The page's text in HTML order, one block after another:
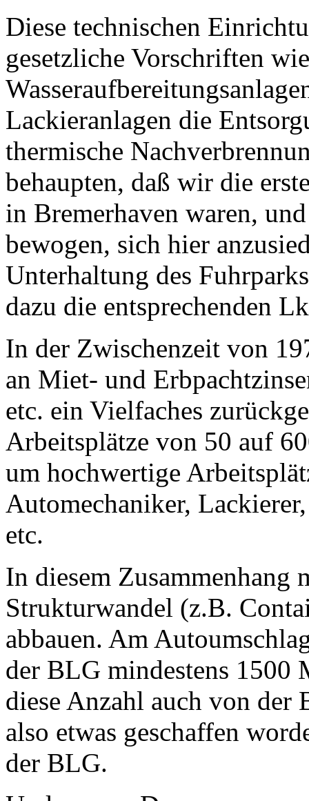
Diese technischen
gesetzliche Vorschriften
Lackieranlagen die
thermische
behaupten, daß wir die
in Bremerhaven waren,
bewogen, sich hier
Unterhaltung des
dazu die entsprechenden
In der Zwischenzeit von
an Miet- und
etc. ein Vielfaches
Arbeitsplätze von 50 auf
um hochwertige
Automechaniker,
etc.
In diesem Zusammenhang
Strukturwandel (z.B.
abbauen. Am
der BLG mindestens 1500
diese Anzahl auch von
also etwas geschaffen
der BLG.